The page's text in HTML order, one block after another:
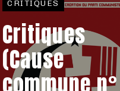
CRITIQUES
Critiques
(Cause
commune